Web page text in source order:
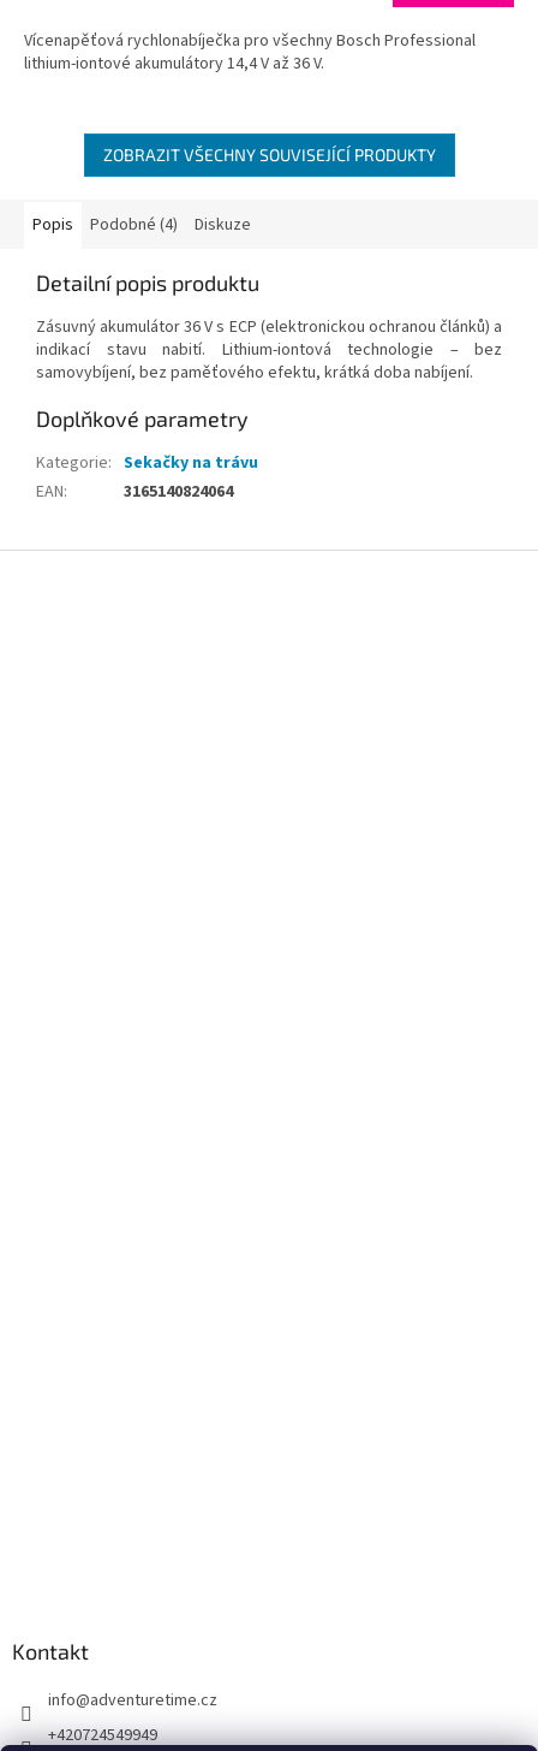
Vícenapěťová rychlonabíječka pro všechny Bosch Professional
lithium-iontové akumulátory 14,4 V až 36 V.
ZOBRAZIT VŠECHNY SOUVISEJÍCÍ PRODUKTY
Popis Podobné (4) Diskuze
Detailní popis produktu
Zásuvný akumulátor 36 V s ECP (elektronickou ochranou článků) a
indikací stavu nabití. Lithium-iontová technologie – bez
samovybíjení, bez paměťového efektu, krátká doba nabíjení.
Doplňkové parametry
Kategorie: Sekačky na trávu
EAN: 3165140824064
Kontakt
info@adventuretime.cz
+420724549949